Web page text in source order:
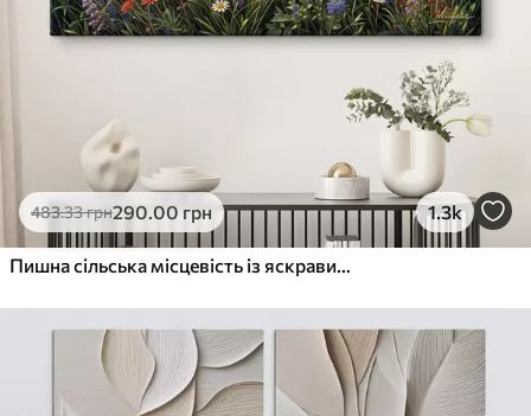
483.33грн290.00 грн 1.3k
Пишна сільська місцевість із яскравим лугом диких квітів, наповненим різнокольоровими квітами під хмарним небом